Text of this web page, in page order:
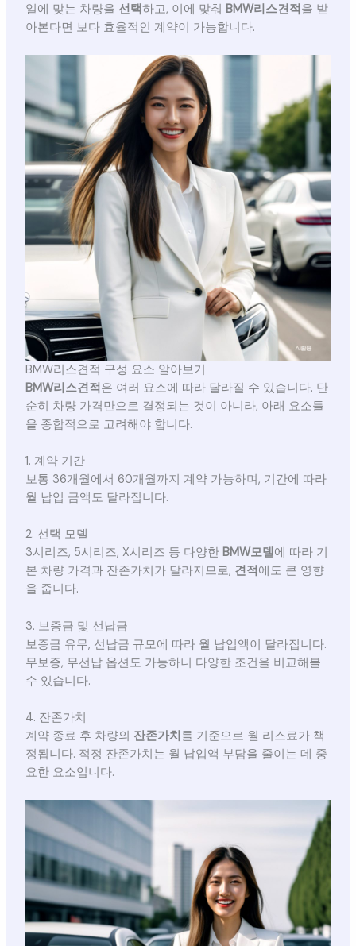
일에 맞는 차량을 선택하고, 이에 맞춰 BMW리스견적 을 받
아본다면 보다 효율적인 계약이 가능합니다.
BMW리스견적 구성 요소 알아보기
BMW리스견적 은 여러 요소에 따라 달라질 수 있습니다. 단
순히 차량 가격만으로 결정되는 것이 아니라, 아래 요소들
을 종합적으로 고려해야 합니다.
1. 계약 기간
보통 36개월에서 60개월까지 계약 가능하며, 기간에 따라
월 납입 금액도 달라집니다.
2. 선택 모델
3시리즈, 5시리즈, X시리즈 등 다양한 BMW모델에 따라 기
본 차량 가격과 잔존가치가 달라지므로, 견적 에도 큰 영향
을 줍니다.
3. 보증금 및 선납금
보증금 유무, 선납금 규모에 따라 월 납입액이 달라집니다.
무보증, 무선납 옵션도 가능하니 다양한 조건을 비교해볼
수 있습니다.
4. 잔존가치
계약 종료 후 차량의 잔존가치 를 기준으로 월 리스료가 책
정됩니다. 적정 잔존가치는 월 납입액 부담을 줄이는 데 중
요한 요소입니다.